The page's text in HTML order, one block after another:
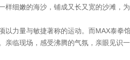
细嫩的海沙，铺成又长又宽的沙滩，
力量与敏捷著称的运动。而MAX泰拳
临现场，感受沸腾的气氛，亲眼见识